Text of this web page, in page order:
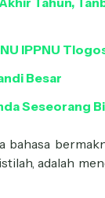
IPPNU
Besar
Seseorang
bahasa
adalah